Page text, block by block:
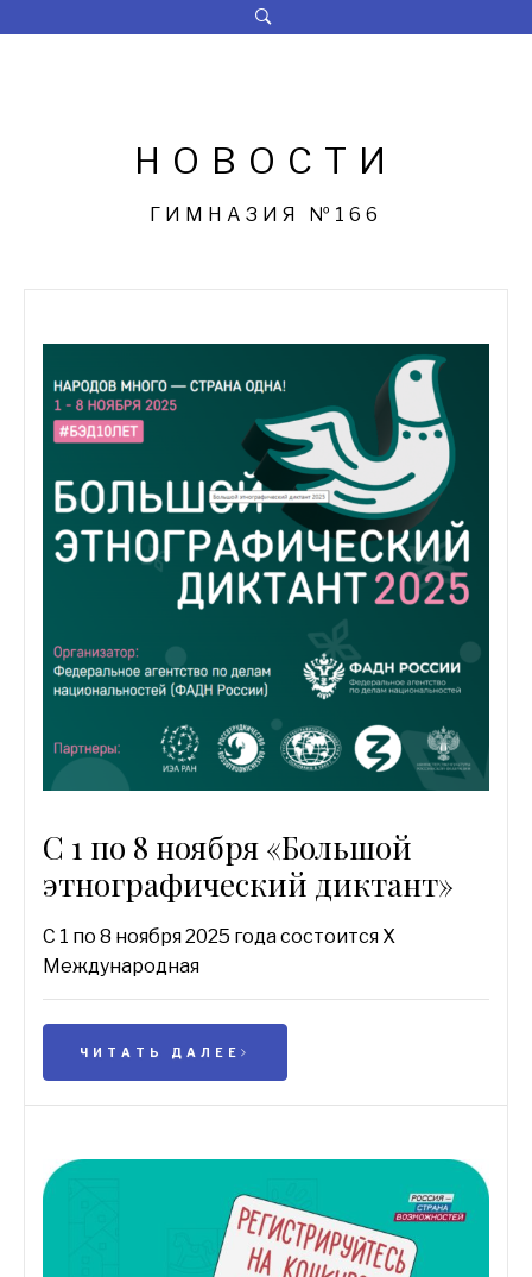
НОВОСТИ
ГИМНАЗИЯ №166
С 1 по 8 ноября «Большой
этнографический диктант»
С 1 по 8 ноября 2025 года состоится X
Международная
ЧИТАТЬ ДАЛЕЕ